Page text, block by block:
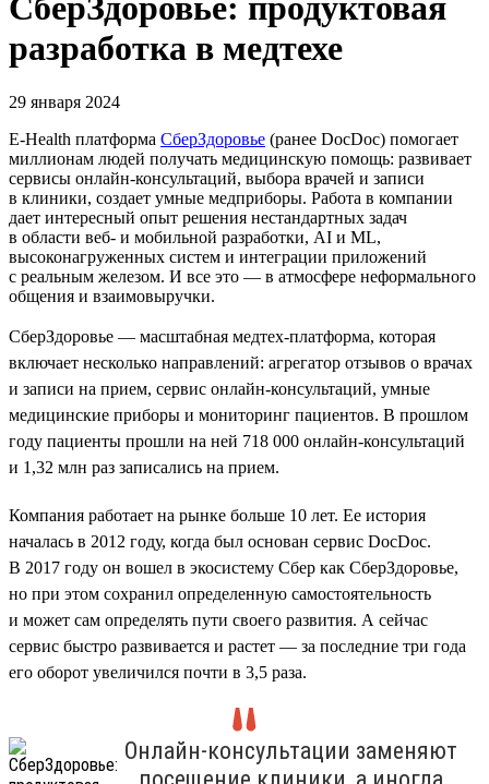
СберЗдоровье: продуктовая
разработка в медтехе
29 января 2024
E-Health платформа СберЗдоровье (ранее DocDoc) помогает
миллионам людей получать медицинскую помощь: развивает
сервисы онлайн-консультаций, выбора врачей и записи
в клиники, создает умные медприборы. Работа в компании
дает интересный опыт решения нестандартных задач
в области веб- и мобильной разработки, AI и ML,
высоконагруженных систем и интеграции приложений
с реальным железом. И все это — в атмосфере неформального
общения и взаимовыручки.
СберЗдоровье — масштабная медтех-платформа, которая
включает несколько направлений: агрегатор отзывов о врачах
и записи на прием, сервис онлайн-консультаций, умные
медицинские приборы и мониторинг пациентов. В прошлом
году пациенты прошли на ней 718 000 онлайн-консультаций
и 1,32 млн раз записались на прием.
Компания работает на рынке больше 10 лет. Ее история
началась в 2012 году, когда был основан сервис DocDoc.
В 2017 году он вошел в экосистему Сбер как СберЗдоровье,
но при этом сохранил определенную самостоятельность
и может сам определять пути своего развития. А сейчас
сервис быстро развивается и растет — за последние три года
его оборот увеличился почти в 3,5 раза.
Онлайн-консультации заменяют